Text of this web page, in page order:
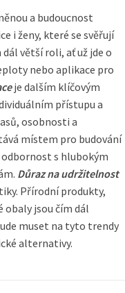
a budoucnost
i ženy, které se svěřují
větší roli, ať už jde o
nebo aplikace pro
je dalším klíčovým
přístupu a
osobnosti a
místem pro budování
s hlubokým
Důraz na udržitelnost
Přírodní produkty,
obaly jsou čím dál
muset na tyto trendy
alternativy.